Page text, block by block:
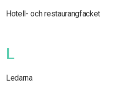
Hotell- och restaurangfacket
L
Ledarna